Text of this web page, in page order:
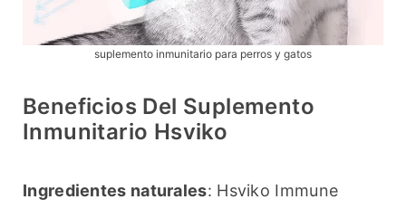
suplemento inmunitario para perros y gatos
Beneficios Del Suplemento
Inmunitario Hsviko
Ingredientes naturales: Hsviko Immune